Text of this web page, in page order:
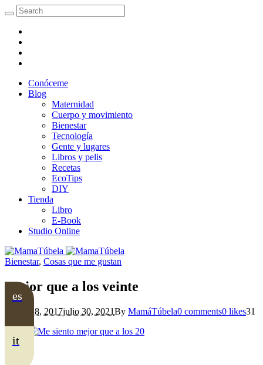
es
it
Conóceme
Blog
Maternidad
Cuerpo y movimiento
Bienestar
Tecnología
Gente y lugares
Libros y pelis
Recetas
EcoTips
DIY
Tienda
Libro
E-Book
Studio Online
Bienestar, Cosas que me gustan
Mejor que a los veinte
octubre 8, 2017julio 30, 2021By MamáTúbela0 comments0 likes31